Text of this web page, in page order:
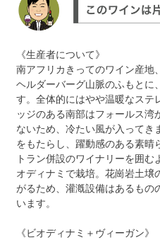
《生産者について》
南アフリカきってのワイン産地
ヘルダーバーグ山脈のふもとに
す。全体的にはやや温暖なステ
ッジのある南部はフォールス湾
ないため、冷たい風が入ってき
をもたらし、躍動感のある素晴
トラン併設のワイナリーを囲
オディナミで栽培。花崗岩土壌
がるため、灌漑設備はあるもの
います。
《ビオディナミ＋ヴィーガン》